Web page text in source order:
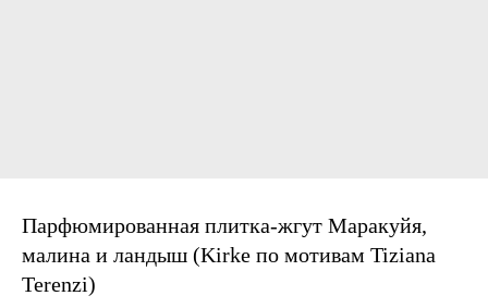
Парфюмированная плитка-жгут Маракуйя,
малина и ландыш (Kirke по мотивам Tiziana
Terenzi)